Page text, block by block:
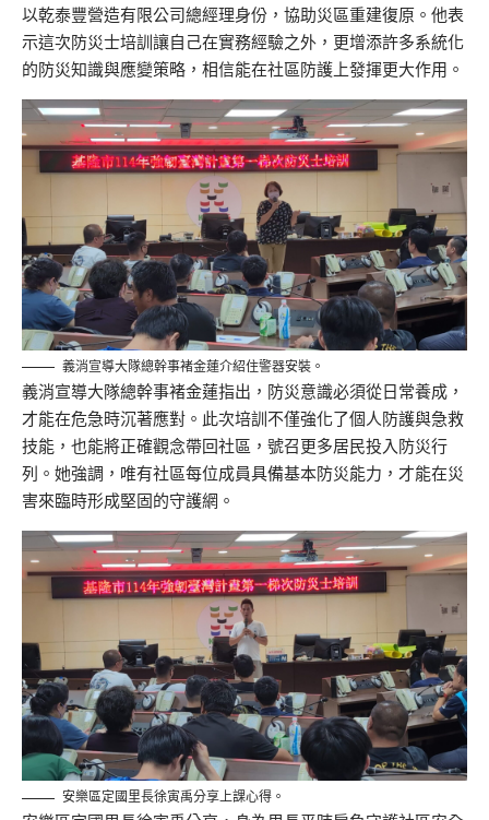
以乾泰豐營造有限公司總經理身份，協助災區重建復原。他表
示這次防災士培訓讓自己在實務經驗之外，更增添許多系統化
的防災知識與應變策略，相信能在社區防護上發揮更大作用。
義消宣導大隊總幹事褚金蓮介紹住警器安裝。
義消宣導大隊總幹事褚金蓮指出，防災意識必須從日常養成，
才能在危急時沉著應對。此次培訓不僅強化了個人防護與急救
技能，也能將正確觀念帶回社區，號召更多居民投入防災行
列。她強調，唯有社區每位成員具備基本防災能力，才能在災
害來臨時形成堅固的守護網。
安樂區定國里長徐寅禹分享上課心得。